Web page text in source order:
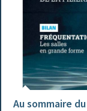
Au sommaire